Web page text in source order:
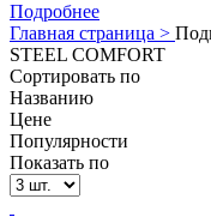
Подробнее
Главная страница >
STEEL COMFORT
Сортировать по
Названию
Цене
Популярности
Показать по